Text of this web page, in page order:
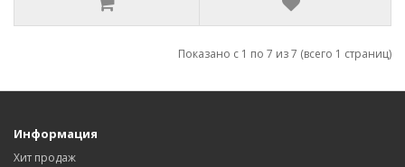
Показано с 1 по 7 из 7 (всего 1 страниц)
Информация
Хит продаж